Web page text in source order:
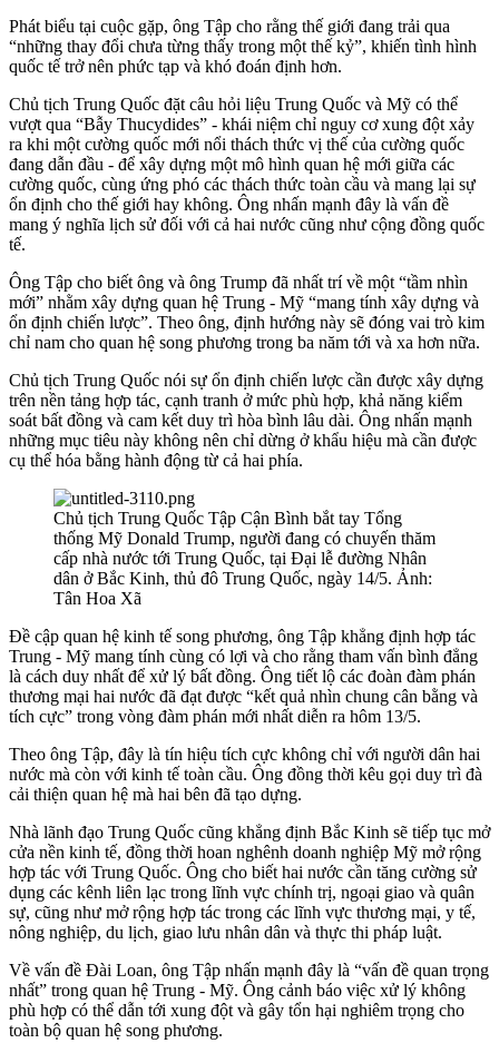
Phát biểu tại cuộc gặp, ông Tập cho rằng thế giới đang trải qua
“những thay đổi chưa từng thấy trong một thế kỷ”, khiến tình hình
quốc tế trở nên phức tạp và khó đoán định hơn.
Chủ tịch Trung Quốc đặt câu hỏi liệu Trung Quốc và Mỹ có thể
vượt qua “Bẫy Thucydides” - khái niệm chỉ nguy cơ xung đột xảy
ra khi một cường quốc mới nổi thách thức vị thế của cường quốc
đang dẫn đầu - để xây dựng một mô hình quan hệ mới giữa các
cường quốc, cùng ứng phó các thách thức toàn cầu và mang lại sự
ổn định cho thế giới hay không. Ông nhấn mạnh đây là vấn đề
mang ý nghĩa lịch sử đối với cả hai nước cũng như cộng đồng quốc
tế.
Ông Tập cho biết ông và ông Trump đã nhất trí về một “tầm nhìn
mới” nhằm xây dựng quan hệ Trung - Mỹ “mang tính xây dựng và
ổn định chiến lược”. Theo ông, định hướng này sẽ đóng vai trò kim
chỉ nam cho quan hệ song phương trong ba năm tới và xa hơn nữa.
Chủ tịch Trung Quốc nói sự ổn định chiến lược cần được xây dựng
trên nền tảng hợp tác, cạnh tranh ở mức phù hợp, khả năng kiểm
soát bất đồng và cam kết duy trì hòa bình lâu dài. Ông nhấn mạnh
những mục tiêu này không nên chỉ dừng ở khẩu hiệu mà cần được
cụ thể hóa bằng hành động từ cả hai phía.
Chủ tịch Trung Quốc Tập Cận Bình bắt tay Tổng
thống Mỹ Donald Trump, người đang có chuyến thăm
cấp nhà nước tới Trung Quốc, tại Đại lễ đường Nhân
dân ở Bắc Kinh, thủ đô Trung Quốc, ngày 14/5. Ảnh:
Tân Hoa Xã
Đề cập quan hệ kinh tế song phương, ông Tập khẳng định hợp tác
Trung - Mỹ mang tính cùng có lợi và cho rằng tham vấn bình đẳng
là cách duy nhất để xử lý bất đồng. Ông tiết lộ các đoàn đàm phán
thương mại hai nước đã đạt được “kết quả nhìn chung cân bằng và
tích cực” trong vòng đàm phán mới nhất diễn ra hôm 13/5.
Theo ông Tập, đây là tín hiệu tích cực không chỉ với người dân hai
nước mà còn với kinh tế toàn cầu. Ông đồng thời kêu gọi duy trì đà
cải thiện quan hệ mà hai bên đã tạo dựng.
Nhà lãnh đạo Trung Quốc cũng khẳng định Bắc Kinh sẽ tiếp tục mở
cửa nền kinh tế, đồng thời hoan nghênh doanh nghiệp Mỹ mở rộng
hợp tác với Trung Quốc. Ông cho biết hai nước cần tăng cường sử
dụng các kênh liên lạc trong lĩnh vực chính trị, ngoại giao và quân
sự, cũng như mở rộng hợp tác trong các lĩnh vực thương mại, y tế,
nông nghiệp, du lịch, giao lưu nhân dân và thực thi pháp luật.
Về vấn đề Đài Loan, ông Tập nhấn mạnh đây là “vấn đề quan trọng
nhất” trong quan hệ Trung - Mỹ. Ông cảnh báo việc xử lý không
phù hợp có thể dẫn tới xung đột và gây tổn hại nghiêm trọng cho
toàn bộ quan hệ song phương.